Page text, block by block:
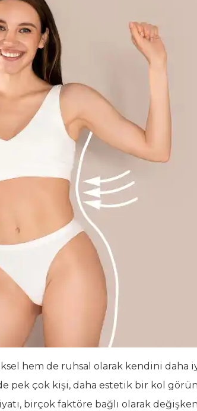
hem de ruhsal olarak kendini daha
pek çok kişi, daha estetik bir kol
birçok faktöre bağlı olarak